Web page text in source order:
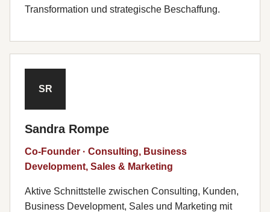
Transformation und strategische Beschaffung.
SR
Sandra Rompe
Co-Founder · Consulting, Business
Development, Sales & Marketing
Aktive Schnittstelle zwischen Consulting, Kunden,
Business Development, Sales und Marketing mit